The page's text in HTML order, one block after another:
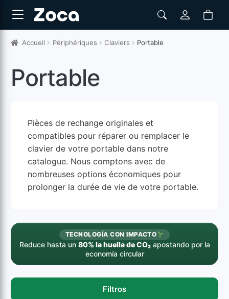
Accueil Périphériques Claviers Portable
Portable
Pièces de rechange originales et
compatibles pour réparer ou remplacer le
clavier de votre portable dans notre
catalogue. Nous comptons avec de
nombreuses options économiques pour
prolonger la durée de vie de votre portable.
TECNOLOGÍA CON IMPACTO
Reduce hasta un 80% la huella de CO₂apostando por la
economía circular
Filtros